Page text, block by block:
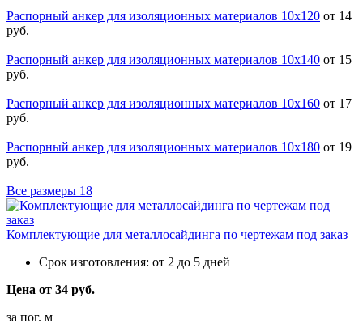
Распорный анкер для изоляционных материалов 10х120 от 14
руб.
Распорный анкер для изоляционных материалов 10х140 от 15
руб.
Распорный анкер для изоляционных материалов 10х160 от 17
руб.
Распорный анкер для изоляционных материалов 10х180 от 19
руб.
Все размеры 18
Комплектующие для металлосайдинга по чертежам под заказ
Срок изготовления: от 2 до 5 дней
Цена от 34 руб.
за пог. м